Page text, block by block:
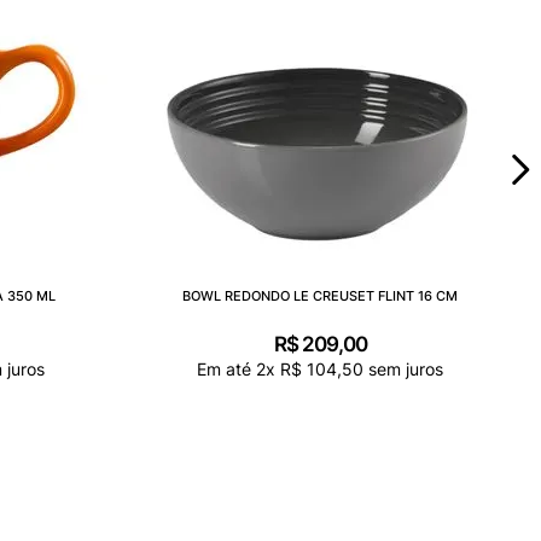
350 ML
juros
BOWL REDONDO LE CREUSET FLINT 16 CM
R$ 209,00
Em até 2x R$ 104,50 sem juros